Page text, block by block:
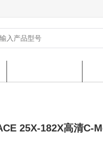
25X-182X高清C-